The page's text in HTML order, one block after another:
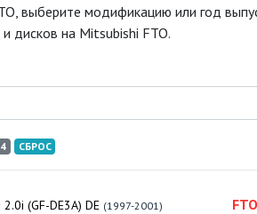
выберите модификацию или год
дисков на Mitsubishi FTO.
СБРОС
2.0i (GF-DE3A) DE (1997-2001) FTO